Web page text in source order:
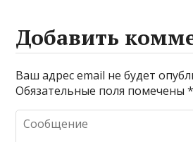
Добавить
Ваш адрес email не будет
Обязательные поля помечены*